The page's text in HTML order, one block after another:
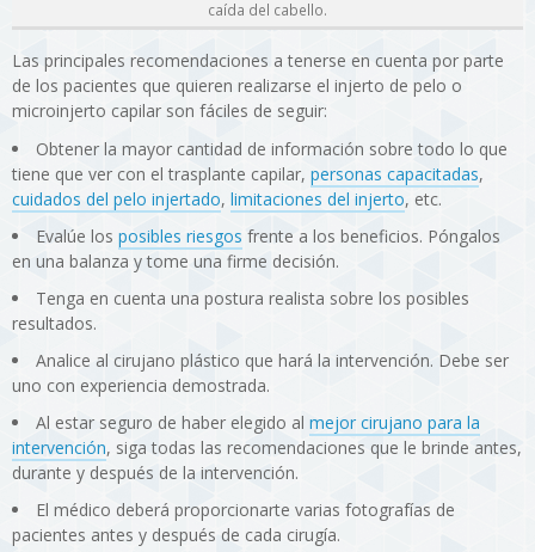
caída del cabello.
Las principales recomendaciones a tenerse en cuenta por parte
de los pacientes que quieren realizarse el injerto de pelo o
microinjerto capilar son fáciles de seguir:
Obtener la mayor cantidad de información sobre todo lo que
tiene que ver con el trasplante capilar, personas capacitadas,
cuidados del pelo injertado, limitaciones del injerto, etc.
Evalúe los posibles riesgos frente a los beneficios. Póngalos
en una balanza y tome una firme decisión.
Tenga en cuenta una postura realista sobre los posibles
resultados.
Analice al cirujano plástico que hará la intervención. Debe ser
uno con experiencia demostrada.
Al estar seguro de haber elegido al mejor cirujano para la
intervención, siga todas las recomendaciones que le brinde antes,
durante y después de la intervención.
El médico deberá proporcionarte varias fotografías de
pacientes antes y después de cada cirugía.